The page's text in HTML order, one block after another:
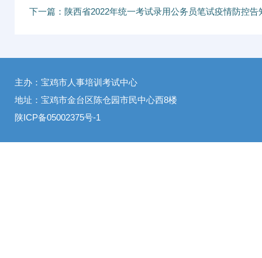
下一篇：陕西省2022年统一考试录用公务员笔试疫情防控告
主办：宝鸡市人事培训考试中心
地址：宝鸡市金台区陈仓园市民中心西8楼
陕ICP备05002375号-1